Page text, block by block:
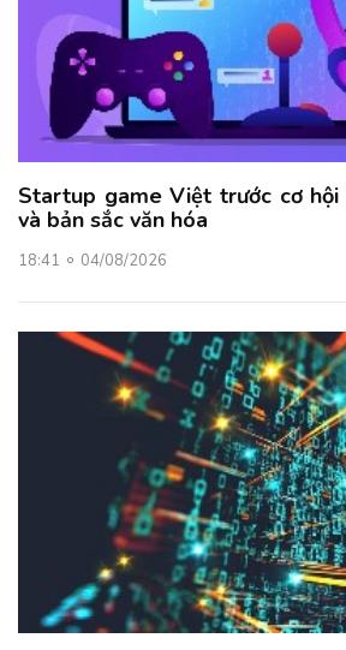
Startup game Việt trước cơ hội
và bản sắc văn hóa
18:41 04/08/2026